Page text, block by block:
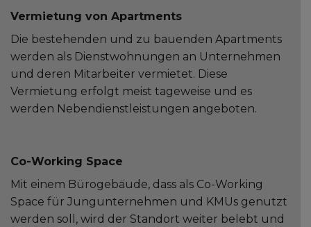
Vermietung von Apartments
Die bestehenden und zu bauenden Apartments
werden als Dienstwohnungen an Unternehmen
und deren Mitarbeiter vermietet. Diese
Vermietung erfolgt meist tageweise und es
werden Nebendienstleistungen angeboten.
Co-Working Space
Mit einem Bürogebäude, dass als Co-Working
Space für Jungunternehmen und KMUs genutzt
werden soll, wird der Standort weiter belebt und